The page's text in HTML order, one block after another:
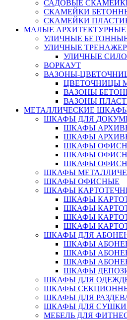
САДОВЫЕ
СКАМЕЙКИ
СКАМЕЙКИ
МАЛЫЕ
УЛИЧНЫЕ
УЛИЧНЫЕ
УЛИЧНЫЕ
ВОРКАУТ
ВАЗОНЫ-
ЦВЕТОЧНИЦЫ
ВАЗОНЫ
ВАЗОНЫ
МЕТАЛЛИЧЕСКИЕ
ШКАФЫ ДЛЯ
ШКАФЫ
ШКАФЫ
ШКАФЫ
ШКАФЫ
ШКАФЫ
ШКАФЫ
ШКАФЫ ОФИСНЫЕ
ШКАФЫ
ШКАФЫ
ШКАФЫ
ШКАФЫ
ШКАФЫ
ШКАФЫ ДЛЯ
ШКАФЫ
ШКАФЫ
ШКАФЫ
ШКАФЫ
ШКАФЫ ДЛЯ
ШКАФЫ
ШКАФЫ ДЛЯ
ШКАФЫ ДЛЯ
МЕБЕЛЬ ДЛЯ